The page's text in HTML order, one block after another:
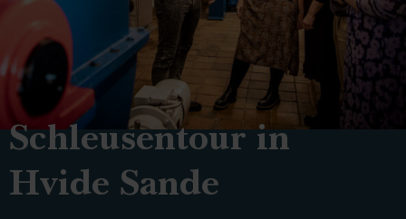
Schleusentour in
Hvide Sande